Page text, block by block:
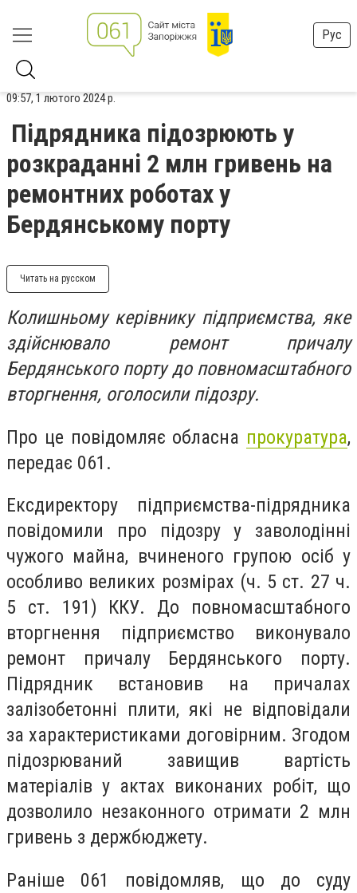
Рус
09:57, 1 лютого 2024 р.
Підрядника підозрюють у
розкраданні 2 млн гривень на
ремонтних роботах у
Бердянському порту
Читать на русском
Колишньому керівнику підприємства, яке
здійснювало ремонт причалу
Бердянського порту до повномасштабного
вторгнення, оголосили підозру.
Про це повідомляє обласна прокуратура,
передає 061.
Ексдиректору підприємства-підрядника
повідомили про підозру у заволодінні
чужого майна, вчиненого групою осіб у
особливо великих розмірах (ч. 5 ст. 27 ч.
5 ст. 191) ККУ. До повномасштабного
вторгнення підприємство виконувало
ремонт причалу Бердянського порту.
Підрядник встановив на причалах
залізобетонні плити, які не відповідали
за характеристиками договірним. Згодом
підозрюваний завищив вартість
матеріалів у актах виконаних робіт, що
дозволило незаконного отримати 2 млн
гривень з держбюджету.
Раніше 061 повідомляв, що до суду